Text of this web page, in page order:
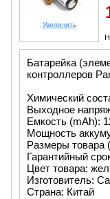
Увеличить
Батарейка
контроллеров
Химический
Выходное
Емкость (mAh):
Мощность
Размеры товара
Гарантийный
Цвет товара:
Изготовитель:
Страна: Китай